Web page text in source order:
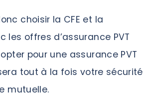
choisir la CFE et la
les offres d’assurance PVT
pour une assurance PVT
tout à la fois votre sécurité
mutuelle.